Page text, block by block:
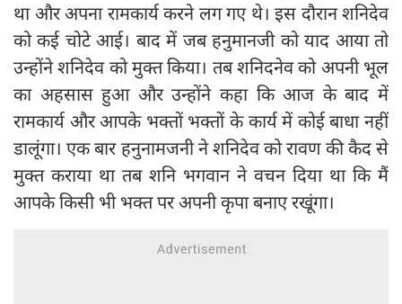
था और अपना रामकार्य करने लग गए थे। इस दौरान शनिदेव
को कई चोटे आई। बाद में जब हनुमानजी को याद आया तो
उन्होंने शनिदेव को मुक्त किया। तब शनिदनेव को अपनी भूल
का अहसास हुआ और उन्होंने कहा कि आज के बाद में
रामकार्य और आपके भक्तों भक्तों के कार्य में कोई बाधा नहीं
डालूंगा। एक बार हनुनामजनी ने शनिदेव को रावण की कैद से
मुक्त कराया था तब शनि भगवान ने वचन दिया था कि मैं
आपके किसी भी भक्त पर अपनी कृपा बनाए रखूंगा।